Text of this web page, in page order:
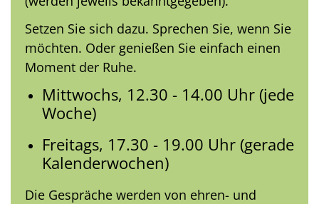
Setzen Sie sich dazu. Sprechen Sie, wenn Sie
möchten. Oder genießen Sie einfach einen
Moment der Ruhe.
Mittwochs, 12.30 - 14.00 Uhr (jede
Woche)
Freitags, 17.30 - 19.00 Uhr (gerade
Kalenderwochen)
Die Gespräche werden von ehren- und